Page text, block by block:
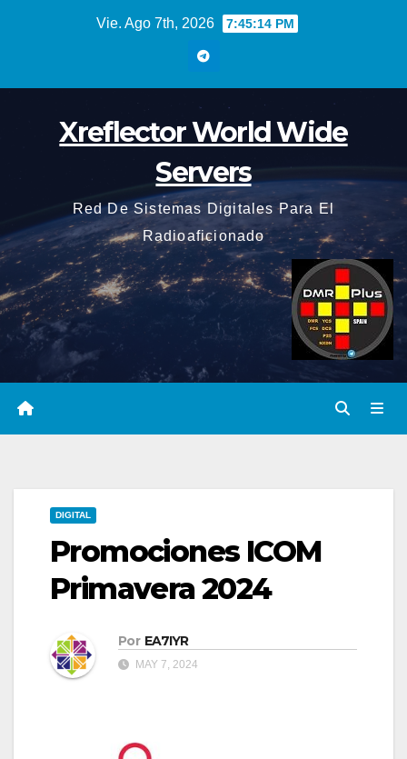
Vie. Ago 7th, 2026 7:45:15 PM
Xreflector World Wide
Servers
Red De Sistemas Digitales Para El
Radioaficionado
DIGITAL
Promociones ICOM
Primavera 2024
Por EA7IYR
MAY 7, 2024